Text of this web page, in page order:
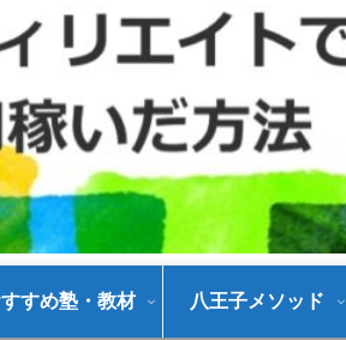
すめ塾・教材 八王子メソッド